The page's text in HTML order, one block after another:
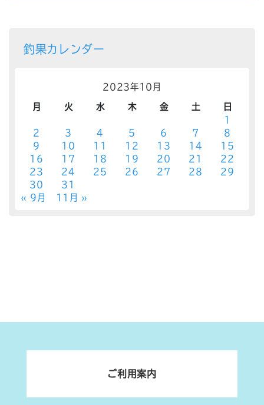
釣果カレンダー
2023年10月
月 火 水 木 金 土
日
1
2
3 4 5 6 7
8
9
10 11 12 13 14
15
16
17 18 19 20 21
22
23
24 25 26 27 28
29
30
31
« 9月
11月 »
ご利用案内